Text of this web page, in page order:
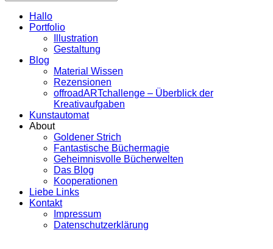
Hallo
Portfolio
Illustration
Gestaltung
Blog
Material Wissen
Rezensionen
offroadARTchallenge – Überblick der
Kreativaufgaben
Kunstautomat
About
Goldener Strich
Fantastische Büchermagie
Geheimnisvolle Bücherwelten
Das Blog
Kooperationen
Liebe Links
Kontakt
Impressum
Datenschutzerklärung